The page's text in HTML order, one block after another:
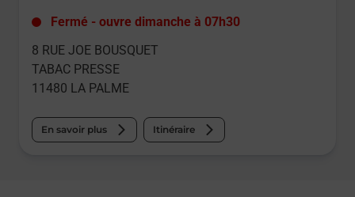
Fermé - ouvre dimanche à 07h30
8 RUE JOE BOUSQUET
TABAC PRESSE
11480 LA PALME
En savoir plus Itinéraire